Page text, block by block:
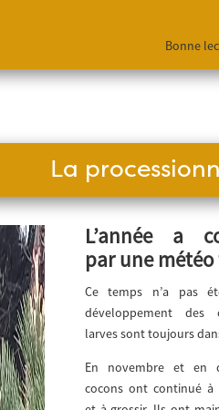
Bonne
La
L’année a
par une
Ce temps n’a pas
développement des
larves sont toujours
En novembre et en
cocons ont continué à